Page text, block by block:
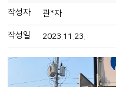
작성자 관*자
작성일 2023.11.23.